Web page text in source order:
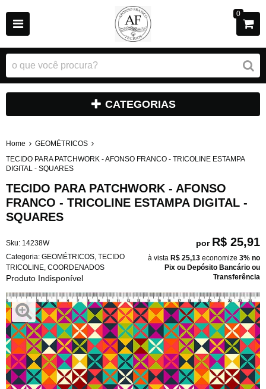
0
CATEGORIAS
Home
GEOMÉTRICOS
TECIDO PARA PATCHWORK - AFONSO FRANCO - TRICOLINE ESTAMPA
DIGITAL - SQUARES
TECIDO PARA PATCHWORK - AFONSO
FRANCO - TRICOLINE ESTAMPA DIGITAL -
SQUARES
Sku: 14238W
Categoria: GEOMÉTRICOS TECIDO
TRICOLINE COORDENADOS
Produto Indisponível
por R$ 25,91
à vista R$ 25,13 economize 3% no
Pix ou Depósito Bancário ou
Transferência